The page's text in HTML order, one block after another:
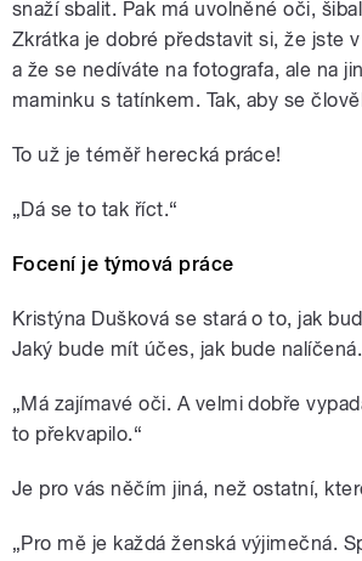
snaží sbalit. Pak má uvolněné oči,
Zkrátka je dobré představit si, že jste
a že se nedíváte na fotografa, ale na
maminku s tatínkem. Tak, aby se
To už je téměř herecká práce!
„Dá se to tak říct.“
Focení je týmová práce
Kristýna Dušková se stará o to, jak
Jaký bude mít účes, jak bude nalíčená.
„Má zajímavé oči. A velmi dobře
to překvapilo.“
Je pro vás něčím jiná, než ostatní,
„Pro mě je každá ženská výjimečná.